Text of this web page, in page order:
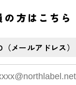
の方はこちら
（メールアドレス）